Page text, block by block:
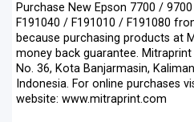
Purchase New Epson 7700 /
F191040 / F191010 / F191080
because purchasing products at
money back guarantee.
No. 36, Kota Banjarmasin,
Indonesia. For online purchases
website: www.mitraprint.com